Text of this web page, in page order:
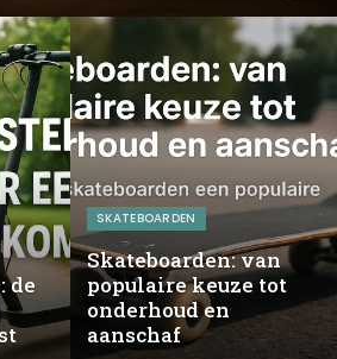
de
SKATEBOARDEN
Skateboarden: van
populaire keuze tot
onderhoud en
aanschaf